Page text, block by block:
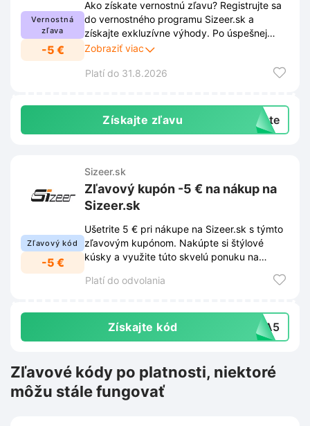
Vernostná
zľava
-5 €
Ako získate vernostnú zľavu? Registrujte sa
do vernostného programu Sizeer.sk a
získajte exkluzívne výhody. Po úspešnej
registrácii sa vám automaticky aktivuje zľava
a oblečenia. Viac informácií nájdete v
Zobraziť viac
Platí do 31.8.2026
Získajte zľavu exte
Zľavový kód
-5 €
Sizeer.sk
Zľavový kupón -5 € na nákup na
Sizeer.sk
Ušetrite 5 € pri nákupe na Sizeer.sk s týmto
zľavovým kupónom. Nakúpte si štýlové
kúsky a využite túto skvelú ponuku na
Platí do odvolania
Získajte kód TRA5
Zľavové kódy po platnosti, niektoré
môžu stále fungovať